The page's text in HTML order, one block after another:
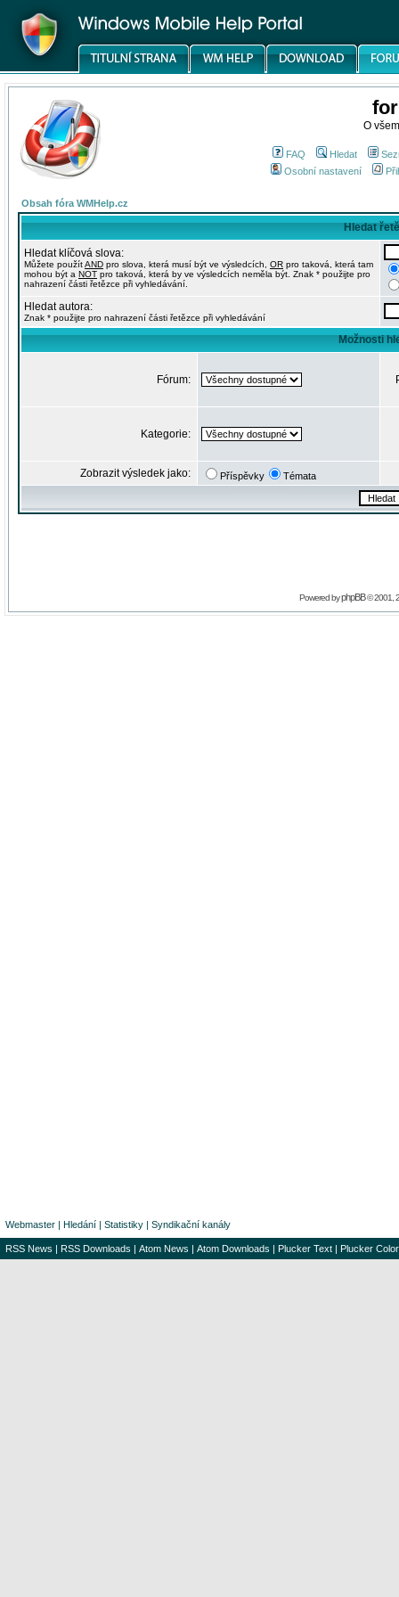
O
FAQ Hledat
Osobní nastavení
Obsah fóra WMHelp.cz
Hledat
Hledat klíčová slova:
Můžete použítAND pro slova, která musí být ve výsledcích, OR pro taková, která tam
mohou být a NOT pro taková, která by ve výsledcích neměla být. Znak * použijte pro
nahrazení části řetězce při vyhledávání.
Hledat autora:
Znak * použijte pro nahrazení části řetězce při vyhledávání
Možnosti
Fórum:
Kategorie:
Zobrazit výsledek jako: Příspěvky Témata
Powered byphpBB© 2001,
Webmaster | Hledání | Statistiky | Syndikační kanály
RSS News | RSS Downloads | Atom News | Atom Downloads | Plucker Text | Plucker Color